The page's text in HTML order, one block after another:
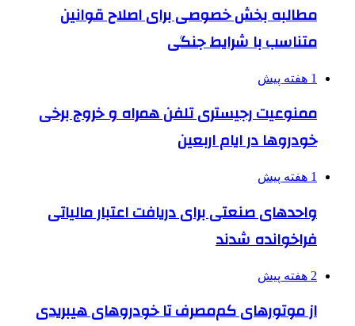
مطالبه بخش خصوصی برای اصلاح قوانین
متناسب با شرایط جنگی
1 هفته پیش
ممنوعیت رجیستری تلفن همراه و خروج برخی
خودروها در ایام اربعین
1 هفته پیش
واحدهای صنعتی برای دریافت اعتبار مالیاتی
فراخوانده شدند
2 هفته پیش
از موتورهای کم‌مصرف تا خودروهای هیبریدی